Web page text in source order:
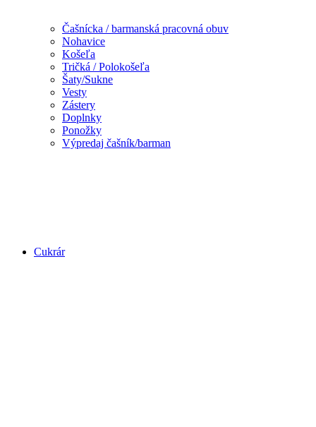
Čašnícka / barmanská pracovná obuv
Nohavice
Košeľa
Tričká / Polokošeľa
Šaty/Sukne
Vesty
Zástery
Doplnky
Ponožky
Výpredaj čašník/barman
Cukrár